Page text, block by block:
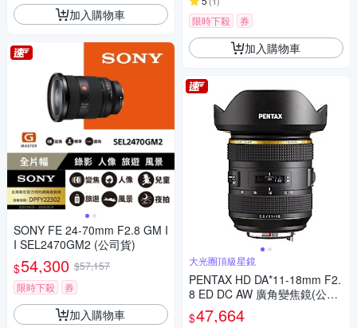
加入購物車
SONY FE 24-70mm F2.8 GM I
I SEL2470GM2 (公司貨)
$54,300 $57,157
限時下殺
券
加入購物車
限時下殺 券
加入購物車
大光圈頂級星鏡
PENTAX HD DA*11-18mm F2.
8 ED DC AW 廣角變焦鏡(公司
貨)
$47,664